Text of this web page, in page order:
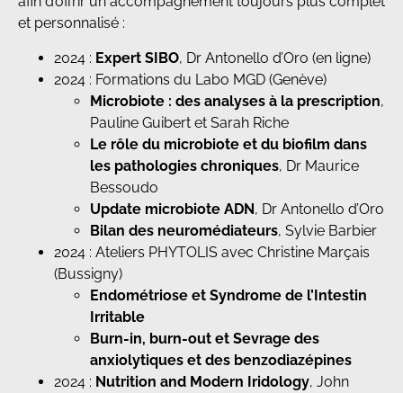
et personnalisé :
2024 : Expert SIBO, Dr Antonello d’Oro (en ligne)
2024 : Formations du Labo MGD (Genève)
Microbiote : des analyses à la prescription,
Pauline Guibert et Sarah Riche
Le rôle du microbiote et du biofilm dans
les pathologies chroniques, Dr Maurice
Bessoudo
Update microbiote ADN, Dr Antonello d’Oro
Bilan des neuromédiateurs, Sylvie Barbier
2024 : Ateliers PHYTOLIS avec Christine Marçais
(Bussigny)
Endométriose et Syndrome de l’Intestin
Irritable
Burn-in, burn-out et Sevrage des
anxiolytiques et des benzodiazépines
2024 : Nutrition and Modern Iridology, John